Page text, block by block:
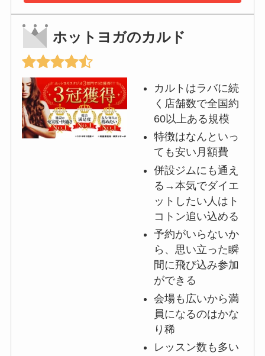
ホットヨガのカルド
カルトはラバに続
く店舗数で全国約
60以上ある規模
特徴はなんといっ
ても安い月額費
併設ジムにも通え
る→本気でダイエ
ットしたい人はト
コトン追い込める
予約がいらないか
ら、思い立った瞬
間に飛び込み参加
ができる
会場も広いから満
員になるのはかな
り稀
レッスン数も多い